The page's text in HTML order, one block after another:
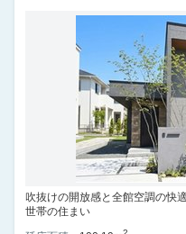
吹抜けの開放感と全館空調の快
世帯の住まい